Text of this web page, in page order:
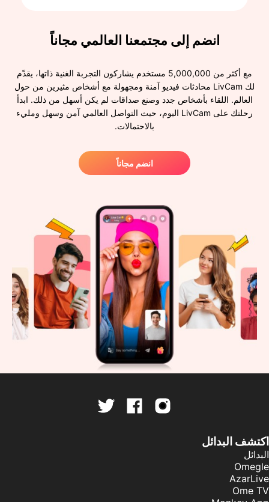
انضم إلى مجتمعنا العالمي مجاناً
مع أكثر من 5,000,000 مستخدم يشاركون التجربة الغنية ذاتها، يقدّم
لك LivCam محادثات فيديو آمنة ومجهولة مع أشخاص مثيرين من حول
العالم. اللقاء بأشخاص جدد وصنع صداقات لم يكن أسهل من ذلك. ابدأ
رحلتك على LivCam اليوم، حيث التواصل العالمي آمن وسهل ومليء
بالاحتمالات.
انضم مجاناً
اكتشف البدائل
البدائل
Omegle
AzarLive
Ome TV